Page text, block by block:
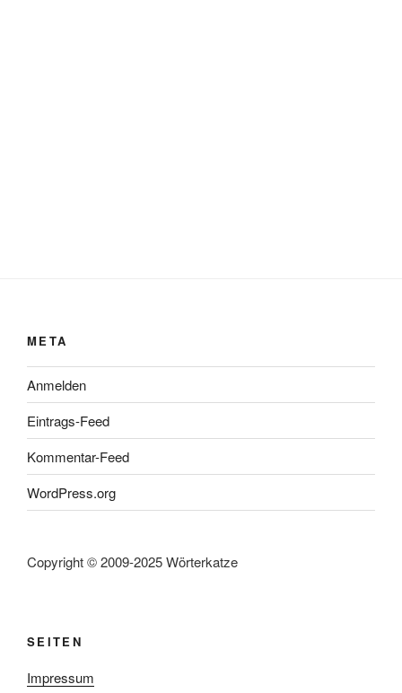
META
Anmelden
Eintrags-Feed
Kommentar-Feed
WordPress.org
Copyright © 2009-2025 Wörterkatze
SEITEN
Impressum